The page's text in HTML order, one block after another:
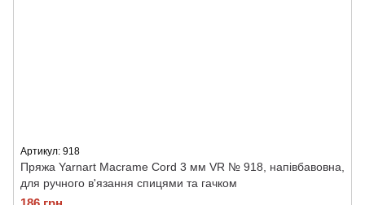
Артикул: 918
Пряжа Yarnart Macrame Cord 3 мм VR № 918, напівбавовна,
для ручного в'язання спицями та гачком